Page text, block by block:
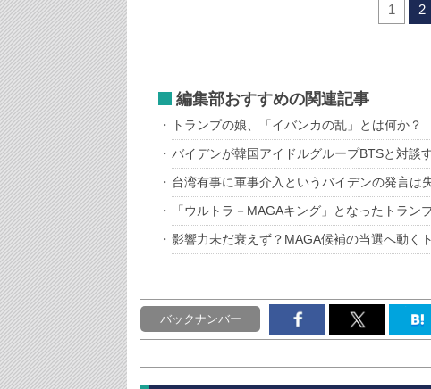
1 2
編集部おすすめの関連記事
トランプの娘、「イバンカの乱」とは何か？
バイデンが韓国アイドルグループBTSと対談
台湾有事に軍事介入というバイデンの発言は
「ウルトラ－MAGAキング」となったトラン
影響力未だ衰えず？MAGA候補の当選へ動く
バックナンバー